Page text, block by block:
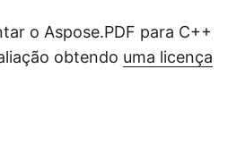
o Aspose.PDF para C++
obtendo uma licença